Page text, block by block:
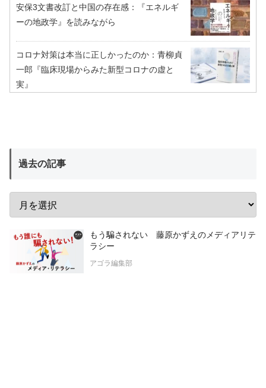
安保3文書改訂と中国の存在感：『エネルギ
ーの地政学』を読みながら
コロナ対策は本当に正しかったのか：青柳貞
一郎『臨床現場からみた新型コロナの虚と
実』
過去の記事
もう騙されない 藤原かずえのメディアリテ
ラシー
アゴラ編集部